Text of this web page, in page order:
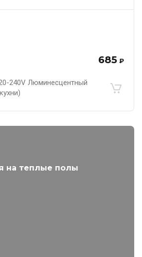
685 ₽
240V Люминесцентный
на теплые полы